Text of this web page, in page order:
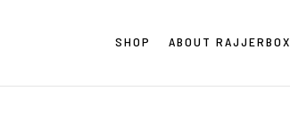
SHOP ABOUT RAJJERBOX